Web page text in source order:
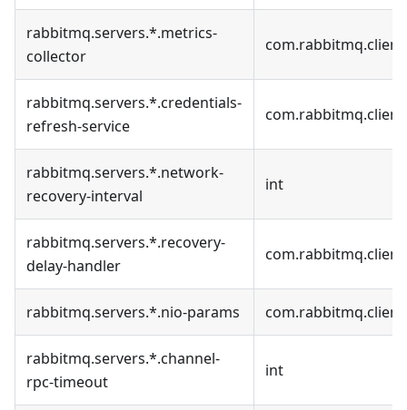
rabbitmq.servers.*.metrics-
collector
rabbitmq.servers.*.credentials-
refresh-service
rabbitmq.servers.*.network-
recovery-interval
int
rabbitmq.servers.*.recovery-
delay-handler
rabbitmq.servers.*.nio-params
rabbitmq.servers.*.channel-
rpc-timeout
int